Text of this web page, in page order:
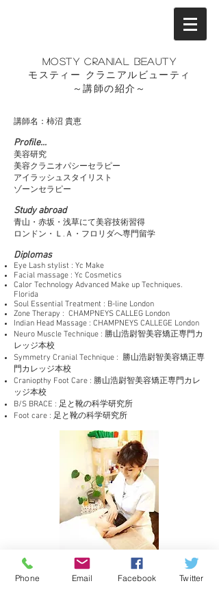
MOSTY Cranial beauty
モスティー クラニアルビューティ
～講師の紹介～
講師名：柿沼 貴恵
Profile...
美容研究
美容クラニオパシーセラピー
アイラッシュスタイリスト
ゾーンセラピー
Study abroad
青山・赤坂・浅草にて美容技術習得
ロンドン・Ｌ.Ａ・フロリダへ専門留学
Diplomas
Eye Lash stylist : Yc Make
Facial massage : Yc Cosmetics
Calor Technology Advanced Make up Techniques.
Florida
Soul Essential Treatment : B-line London
Zone Therapy : CHAMPNEYS CALLEG London
Indian Head Massage : CHAMPNEYS CALLEGE London
Neuro Muscle Technique : 勝山浩尉智美容矯正専門カ
レッジ本校
Symmetry Cranial Technique : 勝山浩尉智美容矯正専
門カレッジ本校
Craniopthy Foot Care : 勝山浩尉智美容矯正専門カレ
ッジ本校
B/S BRACE : 足と靴の科学研究所
Foot care : 足と靴の科学研究所
Phone Email Facebook Twitter